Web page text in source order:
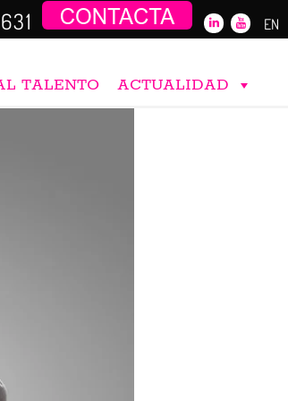
EN
TALENTO ACTUALIDAD